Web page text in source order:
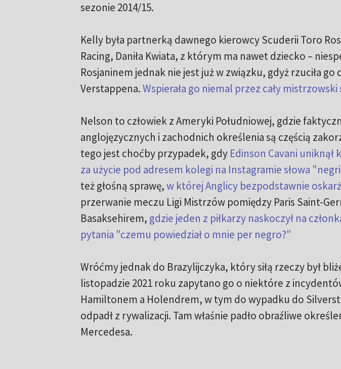
sezonie 2014/15.
Kelly była partnerką dawnego kierowcy Scuderii Toro
Racing, Daniła Kwiata, z którym ma nawet dziecko –
Rosjaninem jednak nie jest już w związku, gdyż rzuciła go
Verstappena.Wspierała go niemal przez cały mistrzowski
Nelson to człowiek z Ameryki Południowej, gdzie
anglojęzycznych i zachodnich określenia są częścią
tego jest choćby przypadek, gdy Edinson Cavani
za użycie pod adresem kolegi na Instagramie słowa
też głośną sprawę,w której Anglicy bezpodstawnie
przerwanie meczu Ligi Mistrzów pomiędzy Paris Saint-
Basaksehirem, gdzie jeden z piłkarzy naskoczył na
pytania "czemu powiedział o mnie per negro?"
Wróćmy jednak do Brazylijczyka, który siłą rzeczy był
listopadzie 2021 roku zapytano go o niektóre z
Hamiltonem a Holendrem, w tym do wypadku do
odpadł z rywalizacji. Tam właśnie padło obraźliwe
Mercedesa.